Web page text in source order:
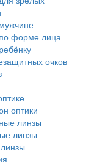
форме лица
очков
оптики
линзы
линзы